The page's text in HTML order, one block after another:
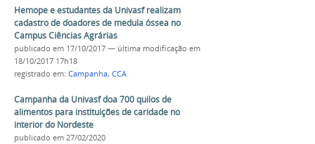
Hemope e estudantes da Univasf realizam
cadastro de doadores de medula óssea no
Campus Ciências Agrárias
publicado em 17/10/2017 — última modificação em
18/10/2017 17h18
registrado em: Campanha, CCA
Campanha da Univasf doa 700 quilos de
alimentos para instituições de caridade no
interior do Nordeste
publicado em 27/02/2020